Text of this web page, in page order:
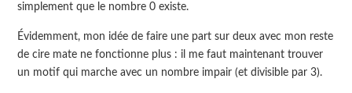
simplement que le nombre 0 existe.
Évidemment, mon idée de faire une part sur deux avec mon reste
de cire mate ne fonctionne plus : il me faut maintenant trouver
un motif qui marche avec un nombre impair (et divisible par 3).